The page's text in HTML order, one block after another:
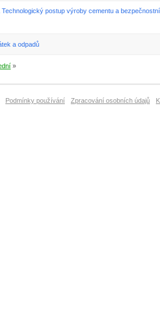
postup výroby cementu a bezpečnostní
a odpadů
»
Podmínky používání Zpracování osobních údajů